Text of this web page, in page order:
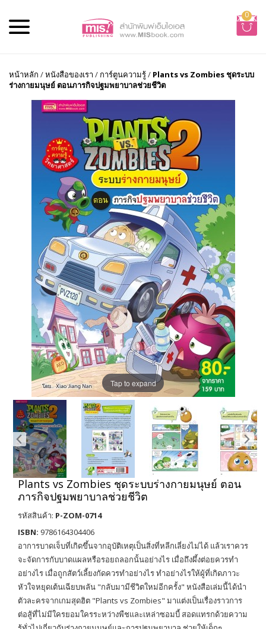
0
หน้าหลัก /หนังสือของเรา / การ์ตูนความรู้/ Plants vs Zombies ชุดระบบ
ร่างกายมนุษย์ ตอนภารกิจปฐมพยาบาลช่วยชีวิต
Tap to expand
Plants vs Zombies ชุดระบบร่างกายมนุษย์ ตอน
ภารกิจปฐมพยาบาลช่วยชีวิต
รหัสสินค้า: P-ZOM-0714
ISBN: 9786164304406
อาการบาดเจ็บที่เกิดขึ้นจากอุบัติเหตุเป็นสิ่งที่หลีกเลี่ยงไม่ได้ แล้วเราควร
จะจัดการกับบาดแผลหรือรอยถลอกนั้นอย่างไร เมื่อถึงผึ้งต่อยควรทำ
อย่างไร เมื่อถูกสัตว์เลี้ยงกัดควรทำอย่างไร ทำอย่างไรให้ผู้ที่เกิดภาวะ
หัวใจหยุดเต้นเฉียบพลัน "กลับมามีชีวิตใหม่อีกครั้ง" หนังสือเล่มนี้ได้นำ
ตัวละครจากเกมสุดฮิต "Plants vs Zombies" มาแต่งเป็นเรื่องราวการ
ต่อสู้ที่ไม่มีใครยอมใครระหว่างพืชและเหล่าซอมบี้ สอดแทรกด้วยความ